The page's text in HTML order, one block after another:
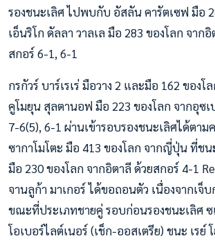
รองชนะเลิศ ไปพบกับ อัสลัน คารัตเซฟ มือ
เอ็นริโก ดัลลา วาลเล มือ 283 ของโลก จาก
สกอร์ 6-1, 6-1
กรกัวร์ บาร์เรเร่ มือวาง 2 และมือ 162 ของโ
คูโมยุน สุลตานอฟ มือ 223 ของโลก จากอุซ
7-6(5), 6-1 ผ่านเข้ารอบรองชนะเลิศได้ตา
ซากาโมโตะ มือ 413 ของโลก จากญี่ปุ่น ที่ชน
มือ 230 ของโลก จากอิตาลี ด้วยสกอร์ 4-1
จานลูก้า มาเกอร์ ได้ขอถอนตัว เนื่องจากเจ็
ขณะที่ประเภทชายคู่ รอบก่อนรองชนะเลิศ ซ
โอเบอร์ไลต์เนอร์ (เช็ก-ออสเตรีย) ชนะ เรย์